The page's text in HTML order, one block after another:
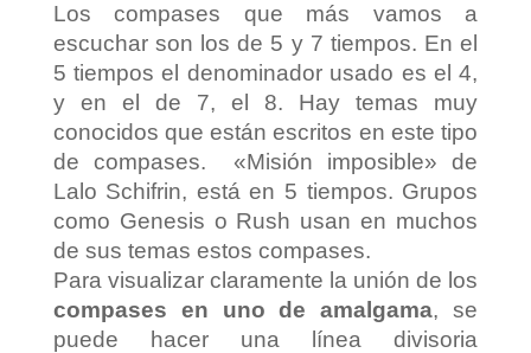
Los compases que más vamos a
escuchar son los de 5 y 7 tiempos. En el
5 tiempos el denominador usado es el 4,
y en el de 7, el 8. Hay temas muy
conocidos que están escritos en este tipo
de compases. «Misión imposible» de
Lalo Schifrin, está en 5 tiempos. Grupos
como Genesis o Rush usan en muchos
de sus temas estos compases.
Para visualizar claramente la unión de los
compases en uno de amalgama, se
puede hacer una línea divisoria